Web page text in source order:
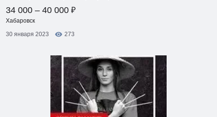
34 000 – 40 000 ₽
Хабаровск
30 января 2023
273